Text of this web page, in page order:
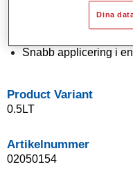
Bra
Snabb applicering i
Product Variant
0.5LT
Artikelnummer
02050154
Dina